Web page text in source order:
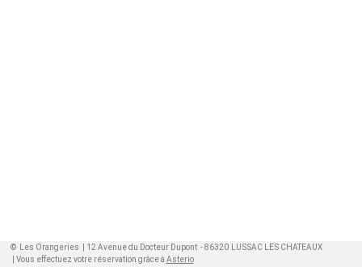
© Les Orangeries | 12 Avenue du Docteur Dupont - 86320 LUSSAC LES CHATEAUX
| Vous effectuez votre réservation grâce à Asterio